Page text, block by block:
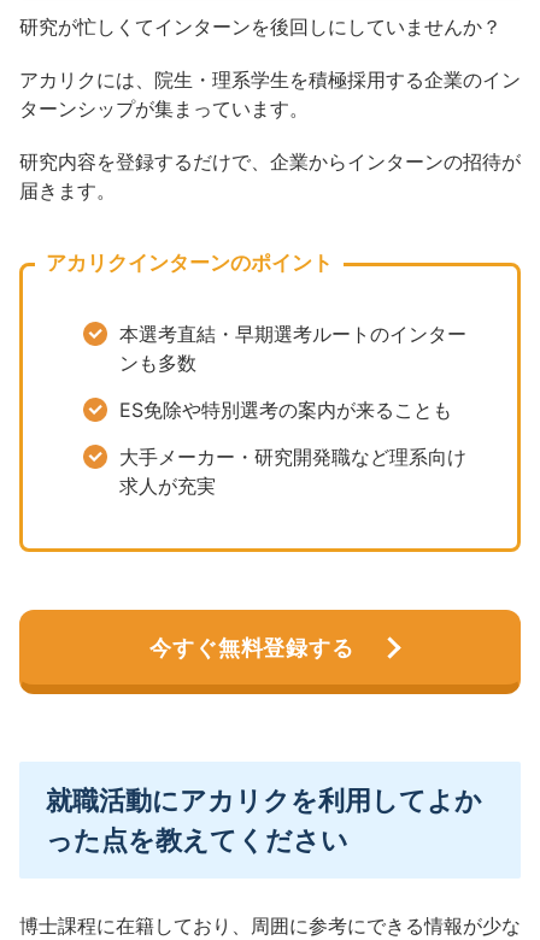
研究が忙しくてインターンを後回しにしていませんか？
アカリクには、院生・理系学生を積極採用する企業のイン
ターンシップが集まっています。
研究内容を登録するだけで、企業からインターンの招待が
届きます。
アカリクインターンのポイント
本選考直結・早期選考ルートのインター
ンも多数
ES免除や特別選考の案内が来ることも
大手メーカー・研究開発職など理系向け
求人が充実
今すぐ無料登録する
就職活動にアカリクを利用してよか
った点を教えてください
博士課程に在籍しており、周囲に参考にできる情報が少な